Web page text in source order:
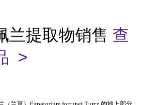
兰提取物销售 查
>